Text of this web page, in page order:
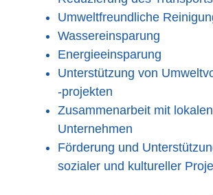
Umweltfreundliche
Wassereinsparung
Energieeinsparung
Unterstützung von
-projekten
Zusammenarbeit mit lokalen
Unternehmen
Förderung und
sozialer und kultureller